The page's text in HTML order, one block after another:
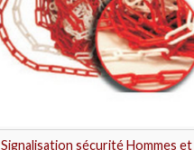
Signalisation sécurité Hommes et